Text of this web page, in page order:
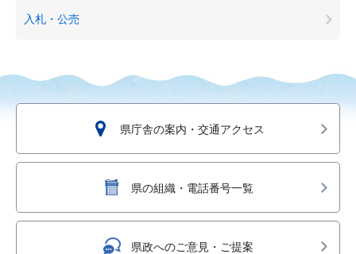
入札・公売
県庁舎の案内・交通アクセス
県の組織・電話番号一覧
県政へのご意見・ご提案